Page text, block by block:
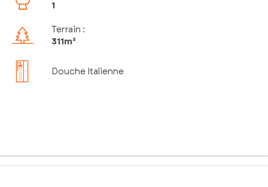
1
Terrain :
311m²
Douche Italienne